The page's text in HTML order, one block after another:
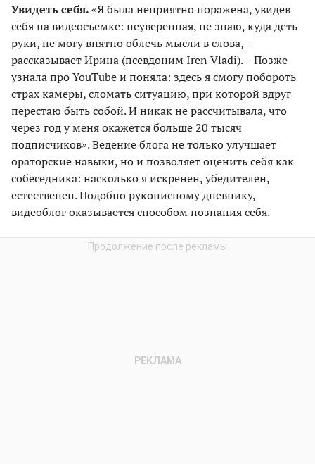
Увидеть себя.«Я была неприятно поражена, увидев
себя на видеосъемке: неуверенная, не знаю, куда деть
руки, не могу внятно облечь мысли в слова, –
рассказывает Ирина (псевдоним Iren Vladi). – Позже
узнала про YouTube и поняла: здесь я смогу побороть
страх камеры, сломать ситуацию, при которой вдруг
перестаю быть собой. И никак не рассчитывала, что
через год у меня окажется больше 20 тысяч
подписчиков». Ведение блога не только улучшает
ораторские навыки, но и позволяет оценить себя как
собеседника: насколько я искренен, убедителен,
естественен. Подобно рукописному дневнику,
видеоблог оказывается способом познания себя.